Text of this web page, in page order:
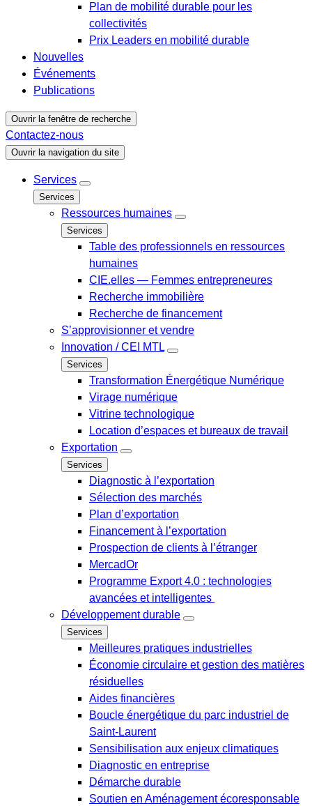
Plan de mobilité durable pour les
collectivités
Prix Leaders en mobilité durable
Nouvelles
Événements
Publications
Ouvrir la fenêtre de recherche
Contactez-nous
Ouvrir la navigation du site
Services
Services
Ressources humaines
Services
Table des professionnels en ressources
humaines
CIE.elles — Femmes entrepreneures
Recherche immobilière
Recherche de financement
S’approvisionner et vendre
Innovation / CEI MTL
Services
Transformation Énergétique Numérique
Virage numérique
Vitrine technologique
Location d’espaces et bureaux de travail
Exportation
Services
Diagnostic à l’exportation
Sélection des marchés
Plan d’exportation
Financement à l’exportation
Prospection de clients à l’étranger
MercadOr
Programme Export 4.0 : technologies
avancées et intelligentes
Développement durable
Services
Meilleures pratiques industrielles
Économie circulaire et gestion des matières
résiduelles
Aides financières
Boucle énergétique du parc industriel de
Saint-Laurent
Sensibilisation aux enjeux climatiques
Diagnostic en entreprise
Démarche durable
Soutien en Aménagement écoresponsable